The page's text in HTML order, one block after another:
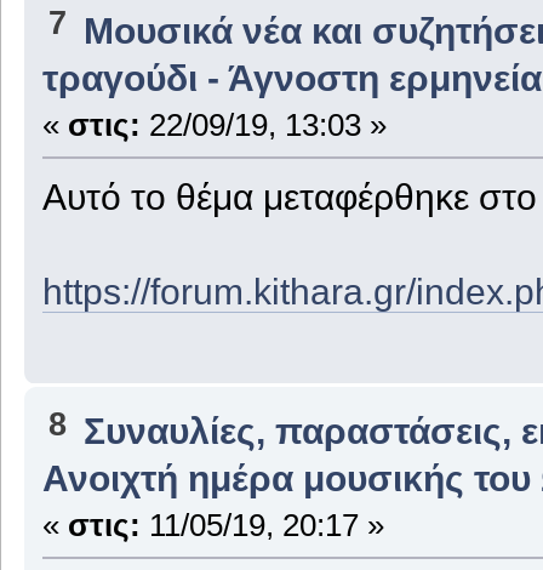
7 Μουσικά νέα και
τραγούδι - Άγνοστη
« στις: 22/09/19, 13:03 »
Αυτό το θέμα μεταφέρθηκε στο
https://forum.kithara.gr/
8 Συναυλίες, παραστάσεις,
Ανοιχτή ημέρα μουσικής
« στις: 11/05/19, 20:17 »